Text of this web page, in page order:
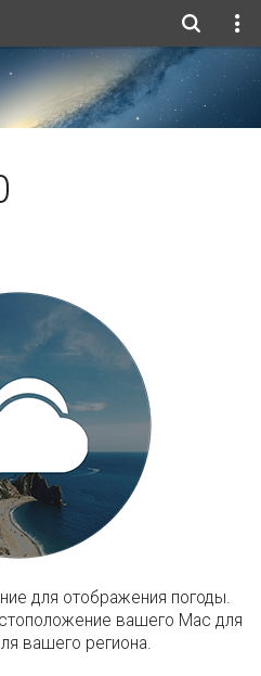
для отображения погоды.
вашего Mac для
вашего региона.